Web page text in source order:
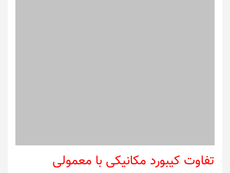
تفاوت کیبورد مکانیکی با معمولی